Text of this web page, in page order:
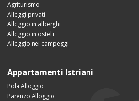
Agriturismo
Alloggi privati
Alloggio in alberghi
Alloggio in ostelli
Alloggio nei campeggi
Appartamenti Istriani
Pola Alloggio
Parenzo Alloggio